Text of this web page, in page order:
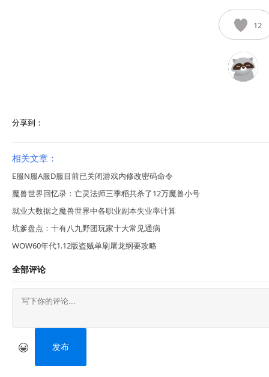
12
分享到：
相关文章：
E服N服A服D服目前已关闭游戏内修改密码命令
魔兽世界回忆录：亡灵法师三季稻共杀了12万魔兽小号
就业大数据之魔兽世界中各职业副本失业率计算
坑爹盘点：十有八九野团玩家十大常见通病
WOW60年代1.12版盗贼单刷屠龙纲要攻略
全部评论
发布